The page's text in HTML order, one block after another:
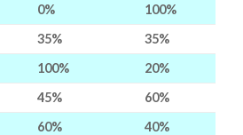
0%
100%
35%
35%
100%
20%
45%
60%
60%
40%